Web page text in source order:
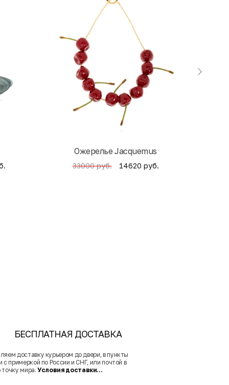
Ожерелье Jacquemus
33000 руб. 14620 руб.
БЕСПЛАТНАЯ ДОСТАВКА
доставку курьером до двери, в пункты
с примеркой по России и СНГ, или почтой в
мира.Условия доставки...